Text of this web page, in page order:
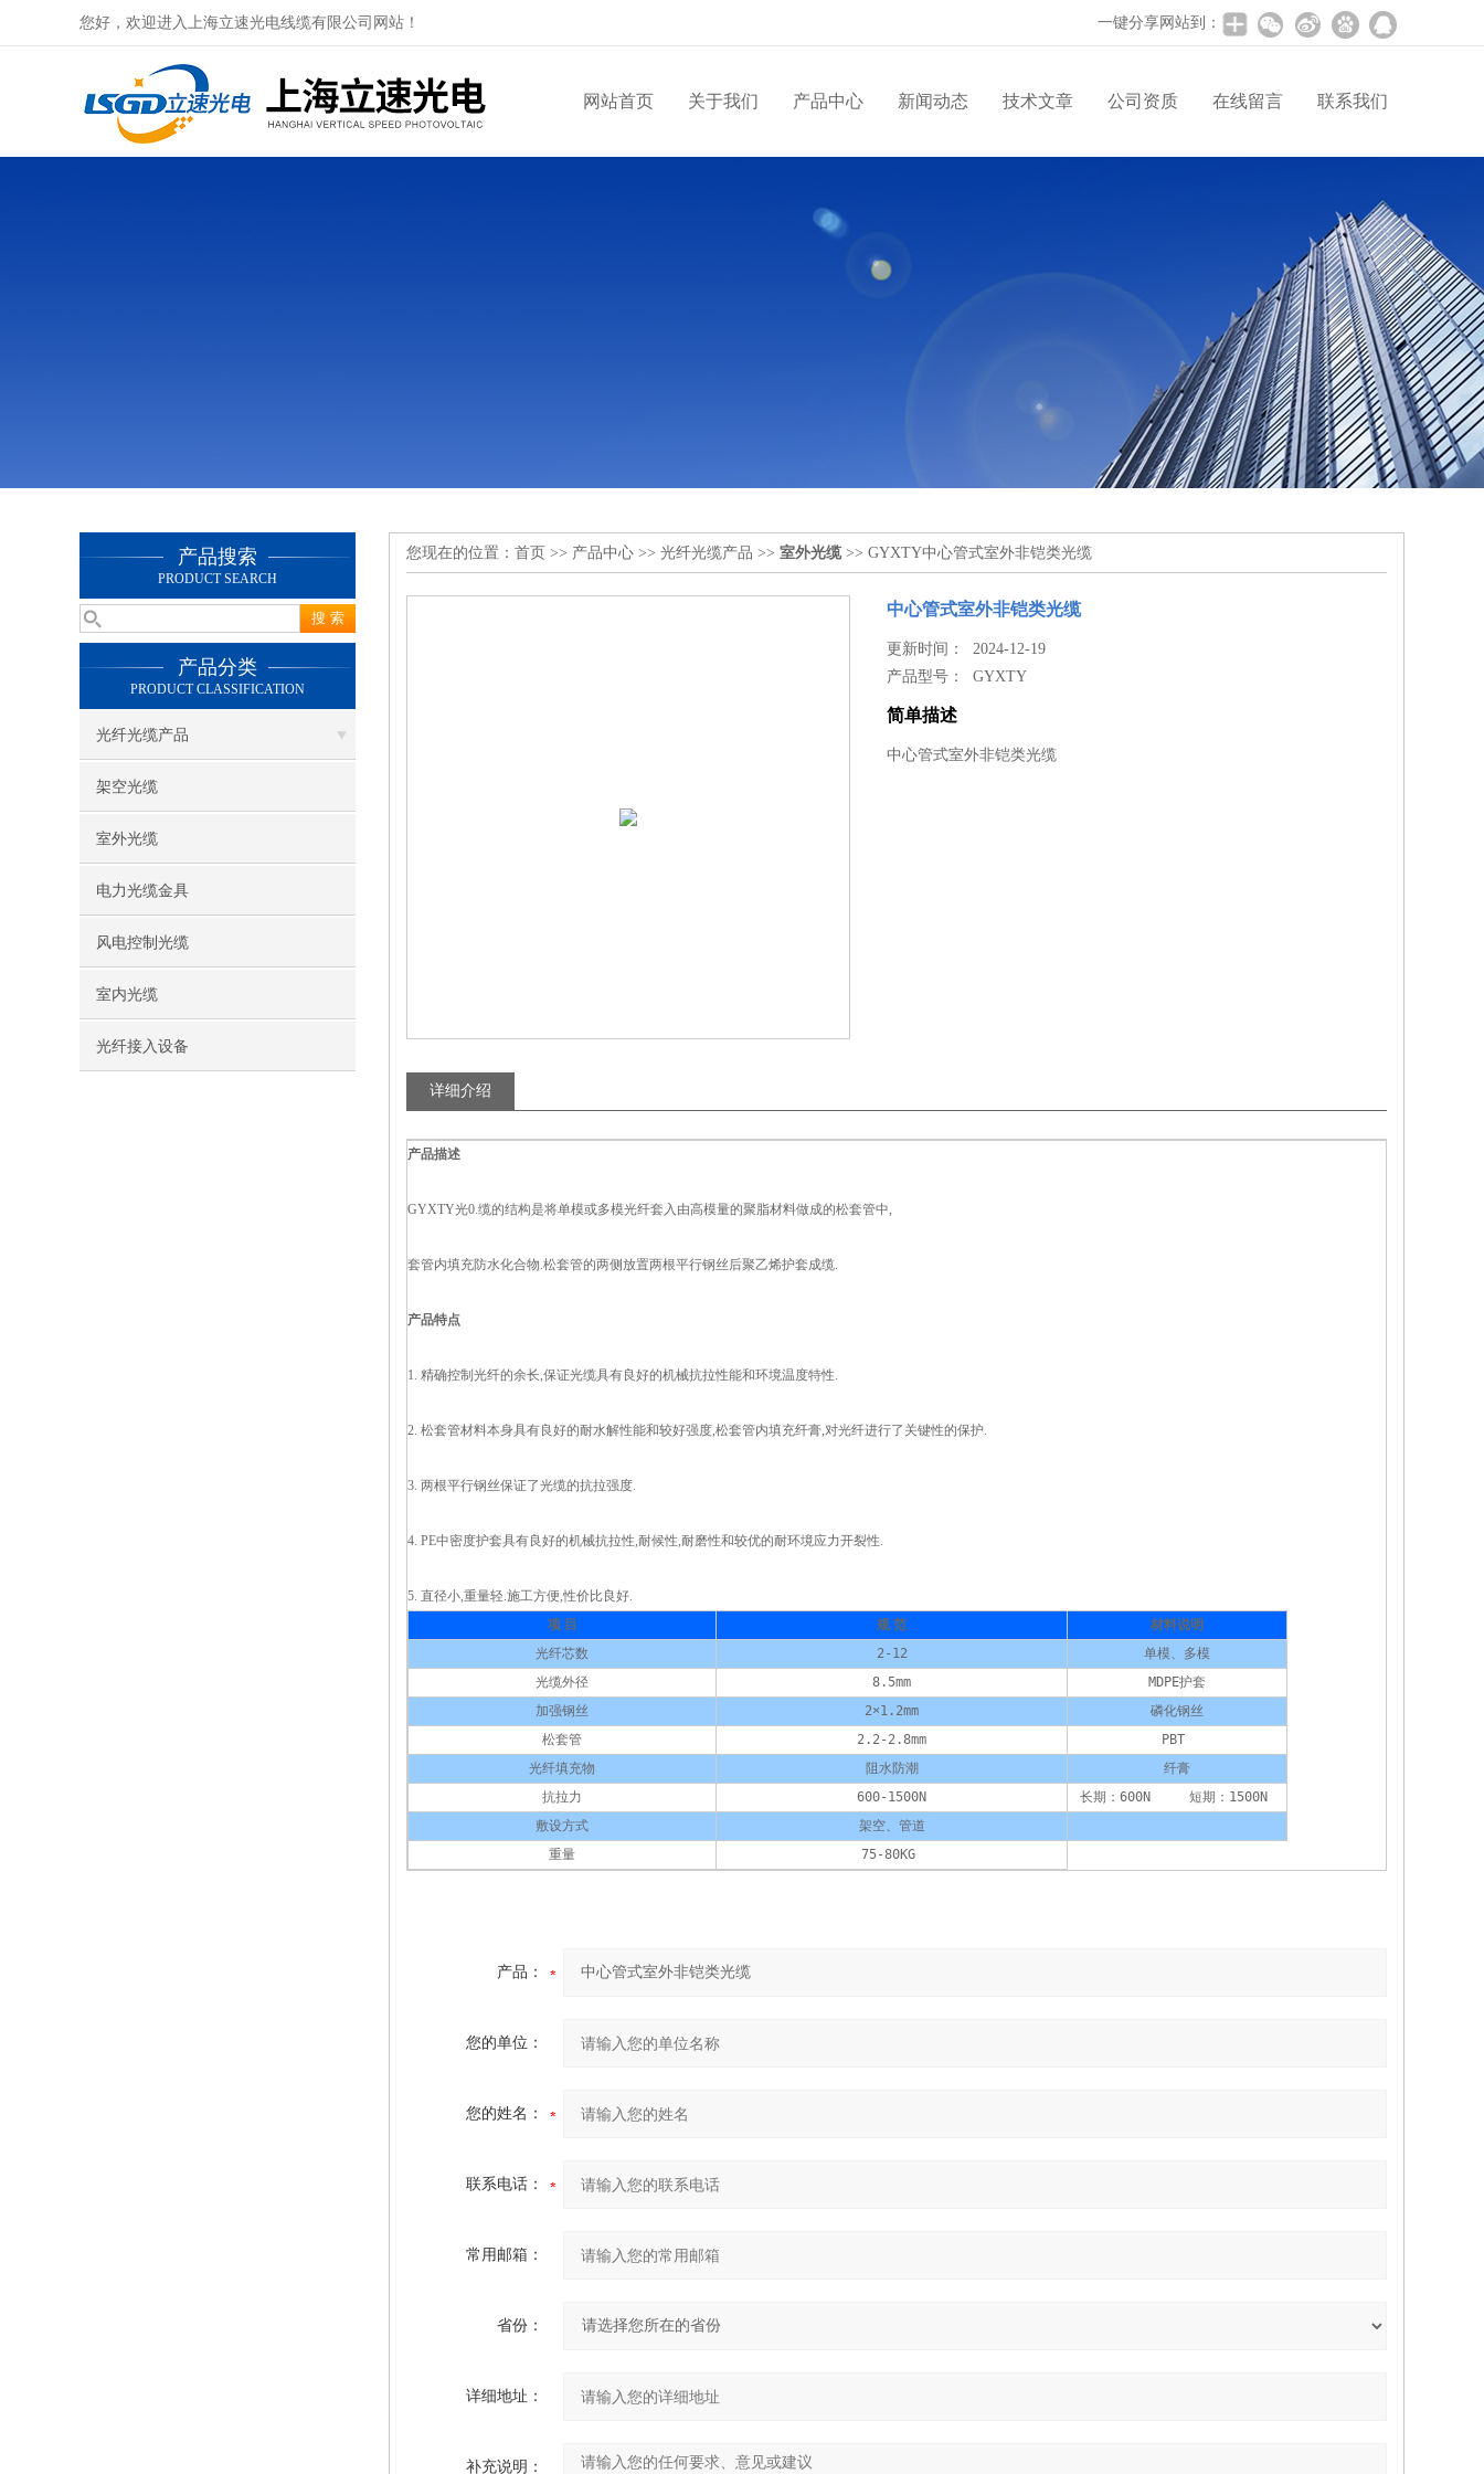
您好，欢迎进入上海立速光电线缆有限公司网站！ 一键分享网站到：
网站首页 关于我们 产品中心 新闻动态 技术文章 公司资质 在线留言 联系我们
产品搜索
PRODUCT SEARCH
产品分类
PRODUCT CLASSIFICATION
光纤光缆产品
架空光缆
室外光缆
电力光缆金具
风电控制光缆
室内光缆
光纤接入设备
您现在的位置： 首页 >> 产品中心 >> 光纤光缆产品 >> 室外光缆>> GYXTY中心管式室外非铠类光缆
中心管式室外非铠类光缆
更新时间： 2024-12-19
产品型号：GYXTY
简单描述
中心管式室外非铠类光缆
详细介绍
产品描述
GYXTY光0.缆的结构是将单模或多模光纤套入由高模量的聚脂材料做成的松套管中,
套管内填充防水化合物.松套管的两侧放置两根平行钢丝后聚乙烯护套成缆.
产品特点
1. 精确控制光纤的余长,保证光缆具有良好的机械抗拉性能和环境温度特性.
2. 松套管材料本身具有良好的耐水解性能和较好强度,松套管内填充纤膏,对光纤进行了关键性的保护.
3. 两根平行钢丝保证了光缆的抗拉强度.
4. PE中密度护套具有良好的机械抗拉性,耐候性,耐磨性和较优的耐环境应力开裂性.
5. 直径小,重量轻.施工方便,性价比良好.
项 目
规 范
材料说明
光纤芯数
2-12
单模、多模
光缆外径
8.5mm
MDPE护套
加强钢丝
2×1.2mm
磷化钢丝
松套管
2.2-2.8mm
PBT
光纤填充物
阻水防潮
纤膏
抗拉力
600-1500N
长期：600N     短期：1500N
敷设方式
架空、管道
重量
75-80KG
产品：
您的单位：
您的姓名：
联系电话：
常用邮箱：
省份：
详细地址：
补充说明：